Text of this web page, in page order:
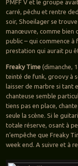
PMFF V et le groupe
carré, pêchu et rentre
soir, Shoeilager se
manœuvre, comme bien
public – qui commence à
prestation qui aurait pu
Freaky Time(dimanche,
teinté de funk, groovy à
laisser de marbre si tant
chanteuse semble
tiens pas en place,
seule la scène. Si le
totale réserve, osant à
n’empêche que Freaky
week end. A suivre et à